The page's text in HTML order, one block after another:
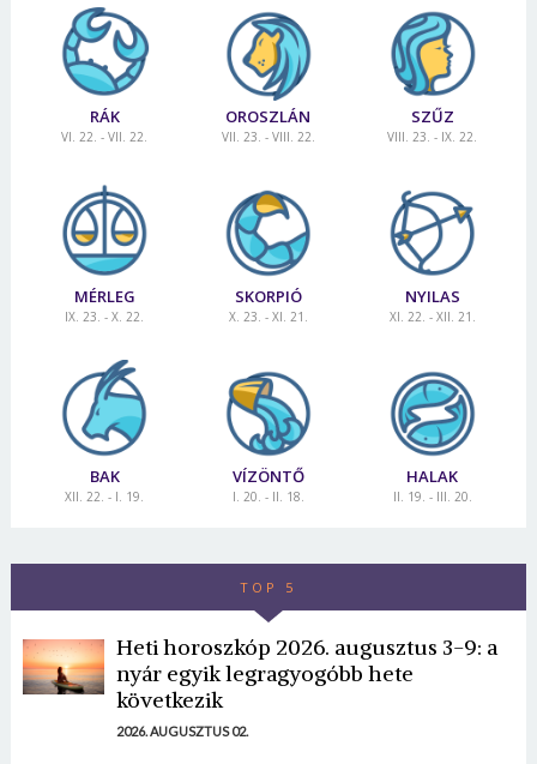
RÁK
VI. 22. - VII. 22.
OROSZLÁN
VII. 23. - VIII. 22.
SZŰZ
VIII. 23. - IX. 22.
MÉRLEG
IX. 23. - X. 22.
SKORPIÓ
X. 23. - XI. 21.
NYILAS
XI. 22. - XII. 21.
BAK
XII. 22. - I. 19.
VÍZÖNTŐ
I. 20. - II. 18.
HALAK
II. 19. - III. 20.
TOP 5
Heti horoszkóp 2026. augusztus 3-9: a
nyár egyik legragyogóbb hete
következik
2026. AUGUSZTUS 02.